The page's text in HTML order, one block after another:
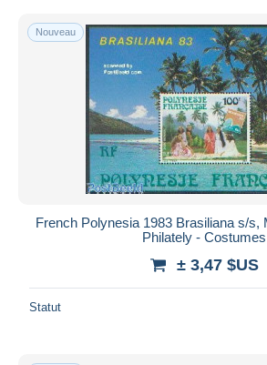
Nouveau
French Polynesia 1983 Brasiliana s/s,
Philately - Costumes
± 3,47 $US
Statut